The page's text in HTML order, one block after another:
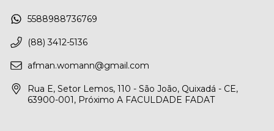
5588988736769
(88) 3412-5136
afman.womann@gmail.com
Rua E, Setor Lemos, 110 - São João, Quixadá - CE,
63900-001, Próximo A FACULDADE FADAT